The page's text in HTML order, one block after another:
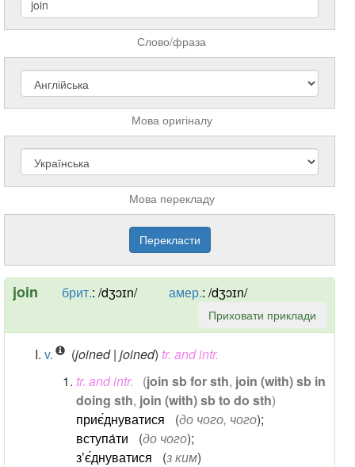
Слово/фраза
Мова оригіналу
Мова перекладу
join брит.: /dʒɔɪn/ амер.: /dʒɔɪn/
Приховати приклади
v. (joined | joined) tr. and intr.
tr. and intr.
(join sb for sth, join (with) sb in
doing sth, join (with) sb to do sth)
приє́днуватися
(до чого, чого);
вступа́ти
(до чого);
з’є́днуватися
(з ким)